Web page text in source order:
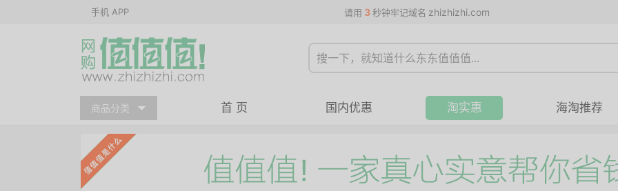
手机 APP 请用 3 秒钟牢记域名 zhizhizhi.com
商品分类 首 页 国内优惠 淘实惠 海淘推荐